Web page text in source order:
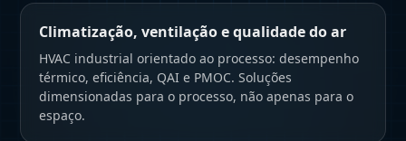
Climatização, ventilação e qualidade do ar
HVAC industrial orientado ao processo: desempenho
térmico, eficiência, QAI e PMOC. Soluções
dimensionadas para o processo, não apenas para o
espaço.